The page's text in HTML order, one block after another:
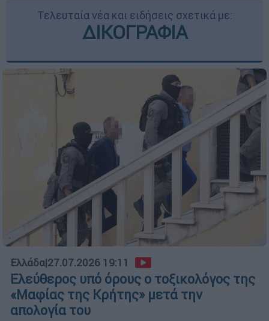
Τελευταία νέα και ειδήσεις σχετικά με:
ΔΙΚΟΓΡΑΦΙΑ
Ελλάδα|27.07.2026 19:11
Ελεύθερος υπό όρους ο τοξικολόγος της
«Μαφίας της Κρήτης» μετά την
απολογία του